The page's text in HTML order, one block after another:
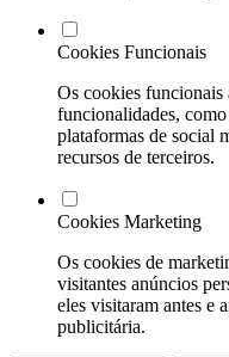
Cookies Funcionais
Os cookies funcionais
funcionalidades,
plataformas de social
recursos de terceiros.
Cookies Marketing
Os cookies de
visitantes anúncios
eles visitaram antes e
publicitária.